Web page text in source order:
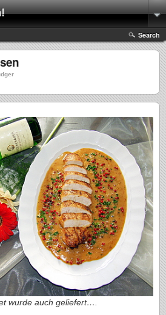
Search
wurde auch geliefert….